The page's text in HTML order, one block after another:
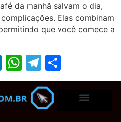
da manhã salvam o dia,
Elas combinam
que você comece a
LinkedIn
WhatsApp
Telegram